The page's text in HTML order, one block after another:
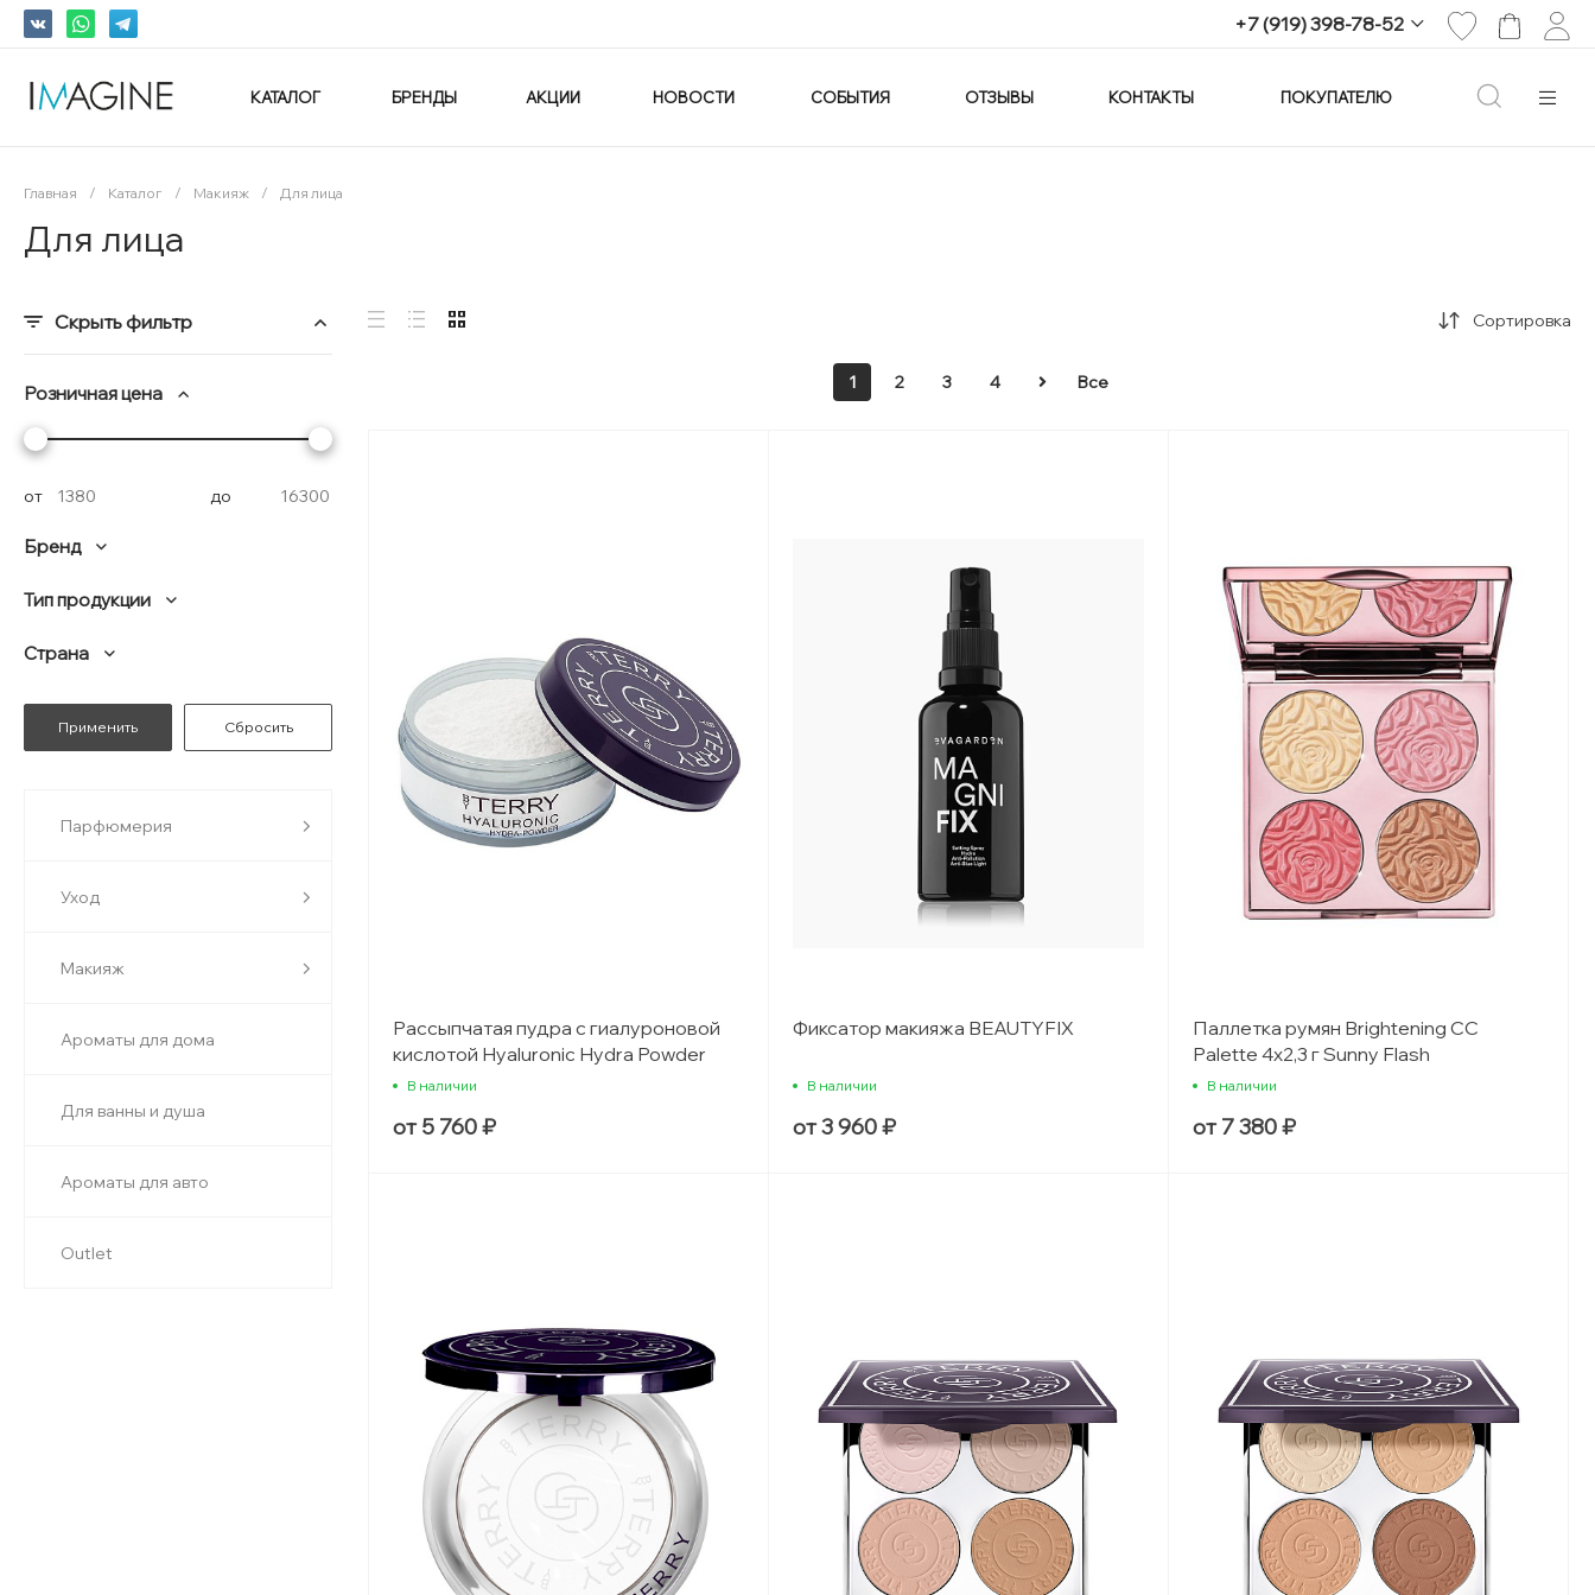
+7 (919) 398-78-52
+7 (919) 398-78-52
КАТАЛОГ БРЕНДЫ АКЦИИ НОВОСТИ СОБЫТИЯ ОТЗЫВЫ КОНТАКТЫ ПОКУПАТЕЛЮ
Главная / Каталог / Макияж / Для лица
Для лица
Скрыть фильтр
Розничная цена
от до
Бренд
Тип продукции
Страна
Парфюмерия
Уход
Макияж
Ароматы для дома
Для ванны и душа
Ароматы для авто
Outlet
Сортировка
1 2 3 4 Все
Рассыпчатая пудра с гиалуроновой
кислотой Hyaluronic Hydra Powder
В наличии
от 5 760 ₽
Фиксатор макияжа BEAUTYFIX
В наличии
от 3 960 ₽
Паллетка румян Brightening CC
Palette 4x2,3 г Sunny Flash
В наличии
от 7 380 ₽